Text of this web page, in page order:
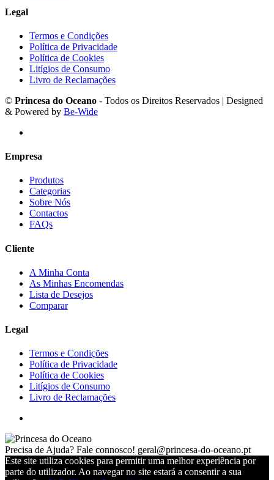
Legal
Termos e Condições
Política de Privacidade
Política de Cookies
Litígios de Consumo
Livro de Reclamações
© Princesa do Oceano - Todos os Direitos Reservados | Designed
& Powered by Be-Wide
Empresa
Produtos
Categorias
Sobre Nós
Contactos
FAQs
Cliente
A Minha Conta
As Minhas Encomendas
Lista de Desejos
Comparar
Legal
Termos e Condições
Política de Privacidade
Política de Cookies
Litígios de Consumo
Livro de Reclamações
Precisa de Ajuda? Fale connosco! geral@princesa-do-oceano.pt
Este site utiliza cookies para permitir uma melhor experiência por
parte do utilizador. Ao navegar no site estará a consentir a sua